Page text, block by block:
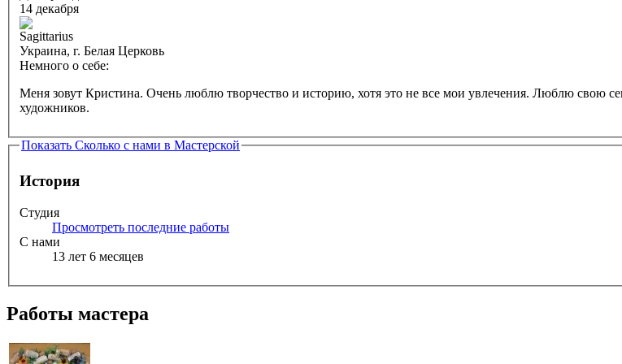
14 декабря
Украина, г. Белая Церковь
Немного о себе:
Меня зовут Кристина. Очень люблю творчество и историю, хотя это не все мои увлечения. Люблю
художников.
Показать Сколько с нами в Мастерской
История
Студия
Просмотреть последние работы
С нами
13 лет 6 месяцев
Работы мастера